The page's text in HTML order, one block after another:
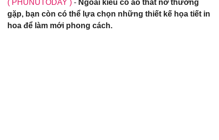
( PHUNUTODAY ) - Ngoài kiểu cổ áo thắt nơ thường
gặp, bạn còn có thể lựa chọn những thiết kế họa tiết in
hoa để làm mới phong cách.